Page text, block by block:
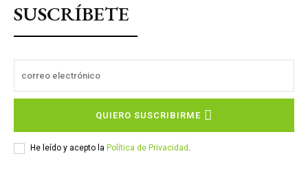
SUSCRÍBETE
QUIERO SUSCRIBIRME
He leído y acepto la Política de Privacidad .